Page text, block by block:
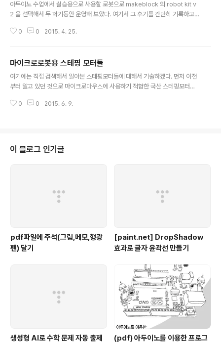
아두이노 수업에서 실습용으로 사용할 로봇으로 makeblock 의 robot kit v
2 을 선택해서 두 학기동안 운영해 보았다. 여기서 그 후기를 간단히 기록하고
마감되어 있고 바퀴로봇과 무한궤도 방식의 로봇 둘다 만들 수 있다는 점이다.
다. 조립 난이도도 그리 높지 않다. 모터 드라이브가 내장된 커스텀 아두이노 보
드를 제어기로 사용하므로 아두이노 IDE를 사용하여 제어 프로그램을 작성할
수 있다. 아두이노 라이브러리도 제공한다. 적외선 리모콘 세트와 초음파 센서
0 0 2015. 4. 25.
마이크로로봇용 스테핑 모터들
여기에는 직접 검색해서 알아본 스테핑모터들에 대해서 기술하겠다. 먼저 이전
부터 알고 있던 것으로 마이크로마우스에 사용하기 적합한 국산 스테핑모터로
샤프트의 길이도 적당히 짧게 나온 것이다. 가격은 약 2만원 정도이다. [그림 1]
g 이것과 모델명이 비슷한 것으로 NK244-01AT 라는 스테핑모터가 있다. 외
형은 비슷한..
0 0 2015. 6. 9.
이 블로그 인기글
pdf파일에 주석(그림,메모,형광
펜) 달기
[paint.net] DropShadow
효과로 글자 윤곽선 만들기
생성형 AI로 수학 문제 자동 출제
(pdf) 아두이노를 이용한 프로그